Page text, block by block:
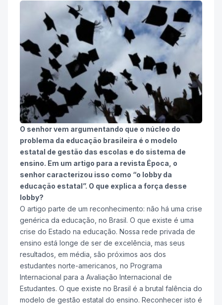
O senhor vem argumentando que o núcleo do
problema da educação brasileira é o modelo
estatal de gestão das escolas e do sistema de
ensino. Em um artigo para a revista Época, o
senhor caracterizou isso como “o lobby da
educação estatal”. O que explica a força desse
lobby?
O artigo parte de um reconhecimento: não há uma crise
genérica da educação, no Brasil. O que existe é uma
crise do Estado na educação. Nossa rede privada de
ensino está longe de ser de excelência, mas seus
resultados, em média, são próximos aos dos
estudantes norte-americanos, no Programa
Internacional para a Avaliação Internacional de
Estudantes. O que existe no Brasil é a brutal falência do
modelo de gestão estatal do ensino. Reconhecer isto é